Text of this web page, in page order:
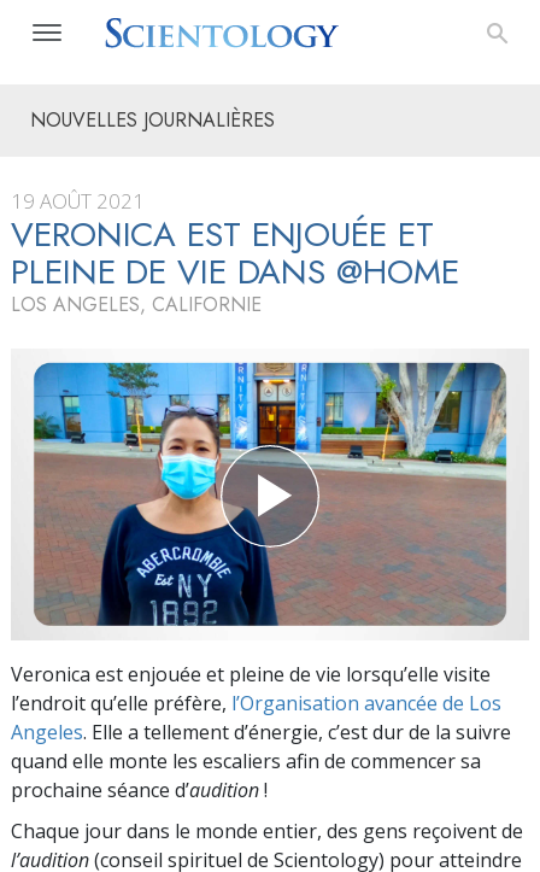
NOUVELLES JOURNALIÈRES
19 AOÛT 2021
VERONICA EST ENJOUÉE ET
PLEINE DE VIE DANS @HOME
LOS ANGELES, CALIFORNIE
Veronica est enjouée et pleine de vie lorsqu’elle visite
l’endroit qu’elle préfère, l’Organisation avancée de Los
Angeles. Elle a tellement d’énergie, c’est dur de la suivre
quand elle monte les escaliers afin de commencer sa
prochaine séance d’audition!
Chaque jour dans le monde entier, des gens reçoivent de
l’audition(conseil spirituel de Scientology) pour atteindre